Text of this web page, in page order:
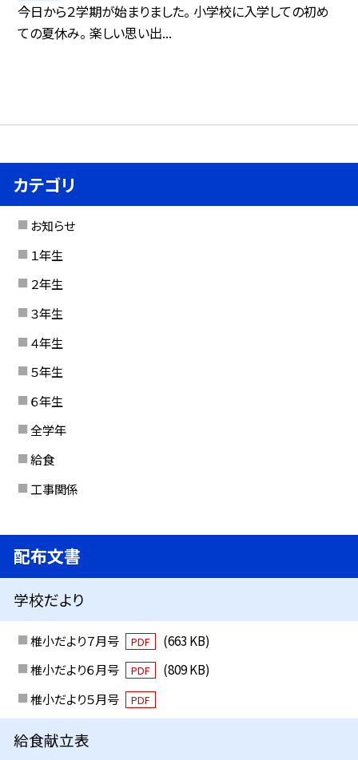
今日から２学期が始まりました。 小学校に入学しての初め
ての夏休み。 楽しい思い出...
カテゴリ
お知らせ
１年生
２年生
３年生
４年生
５年生
６年生
全学年
給食
工事関係
配布文書
学校だより
椎小だより７月号 PDF
(663 KB)
椎小だより６月号
PDF
(809 KB)
椎小だより５月号
PDF
給食献立表